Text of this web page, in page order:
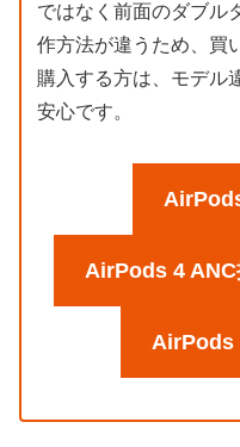
ではなく前面のダブル
作方法が違うため、買
購入する方は、モデル
安心です。
AirPods 4 ANC
AirPods